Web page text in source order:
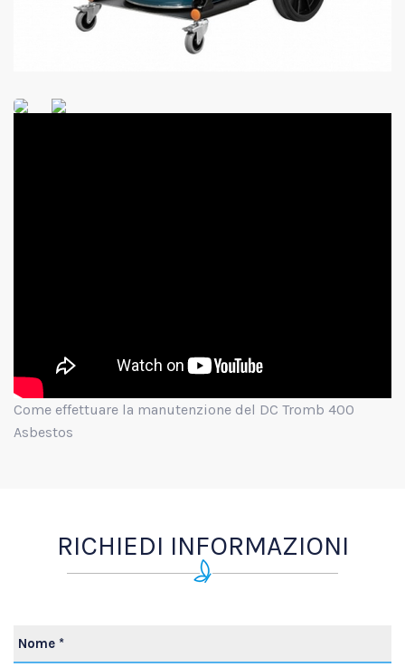
Come effettuare la manutenzione del DC Tromb 400
Asbestos
RICHIEDI INFORMAZIONI